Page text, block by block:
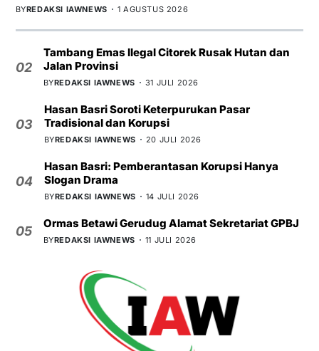
BYREDAKSI IAWNEWS 1 AGUSTUS 2026
02
Tambang Emas Ilegal Citorek Rusak Hutan dan
Jalan Provinsi
BYREDAKSI IAWNEWS 31 JULI 2026
03
Hasan Basri Soroti Keterpurukan Pasar
Tradisional dan Korupsi
BYREDAKSI IAWNEWS 20 JULI 2026
04
Hasan Basri: Pemberantasan Korupsi Hanya
Slogan Drama
BYREDAKSI IAWNEWS 14 JULI 2026
05
Ormas Betawi Gerudug Alamat Sekretariat GPBJ
BYREDAKSI IAWNEWS 11 JULI 2026